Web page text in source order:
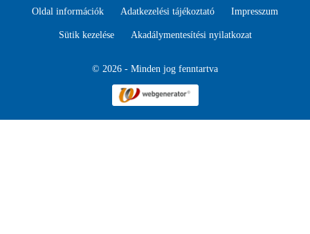
© 2026 - Minden jog fenntartva
Oldal információk Adatkezelési tájékoztató Impresszum
Sütik kezelése Akadálymentesítési nyilatkozat